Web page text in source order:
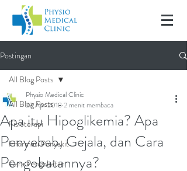
Postingan
All Blog Posts
Fisioterapi
Informasi Penyakit
Cara Pengobatan
All Blog Posts
Apa itu Hipoglikemia? Apa
Penyebab, Gejala, dan Cara
Pengobatannya?
Physio Medical Clinic
23 Apr 2018 2 menit membaca